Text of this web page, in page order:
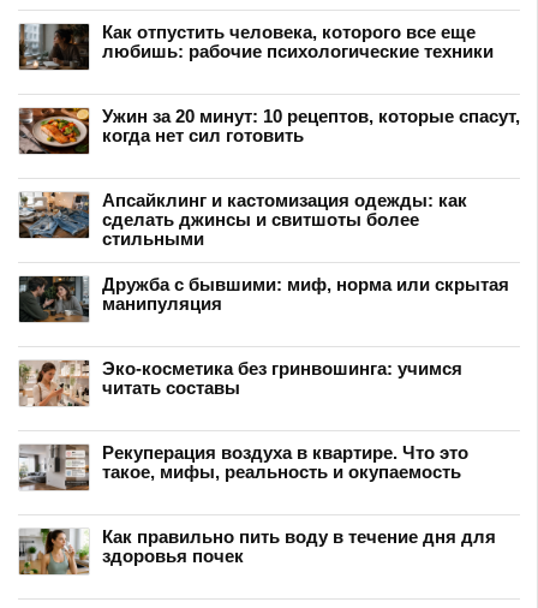
Как отпустить человека, которого все еще
любишь: рабочие психологические техники
Ужин за 20 минут: 10 рецептов, которые спасут,
когда нет сил готовить
Апсайклинг и кастомизация одежды: как
сделать джинсы и свитшоты более
стильными
Дружба с бывшими: миф, норма или скрытая
манипуляция
Эко-косметика без гринвошинга: учимся
читать составы
Рекуперация воздуха в квартире. Что это
такое, мифы, реальность и окупаемость
Как правильно пить воду в течение дня для
здоровья почек